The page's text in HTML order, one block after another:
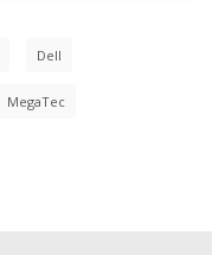
Dell
MegaTec